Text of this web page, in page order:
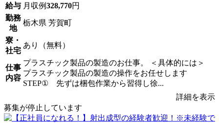
給与 月収例328,770円
勤務
地
栃木県 芳賀町
寮・
社宅
あり（無料）
仕事
内容
プラスチック製品の製造のお仕事。 ＜具体的には＞
プラスチック製品の製造の操作をお任せします
STEP① 先ずは梱包作業から習得し徐...
詳細を表示
募集が停止しています